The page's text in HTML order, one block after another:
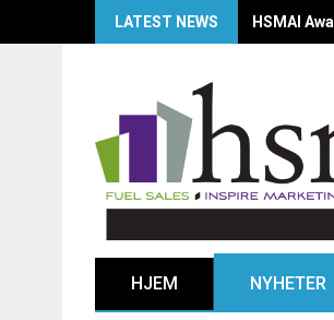
LATEST NEWS HSMAI
HJEM NYHETER